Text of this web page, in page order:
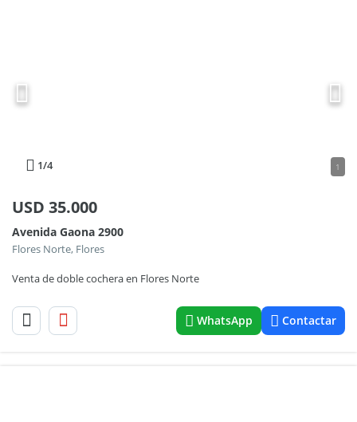
1/4 1
USD 35.000
Avenida Gaona 2900
Flores Norte, Flores
Venta de doble cochera en Flores Norte
WhatsApp Contactar